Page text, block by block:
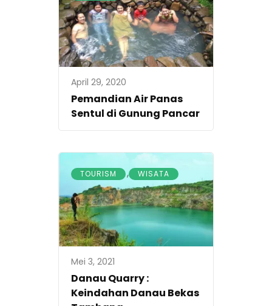
April 29, 2020
Pemandian Air Panas
Sentul di Gunung Pancar
TOURISM , WISATA
Mei 3, 2021
Danau Quarry :
Keindahan Danau Bekas